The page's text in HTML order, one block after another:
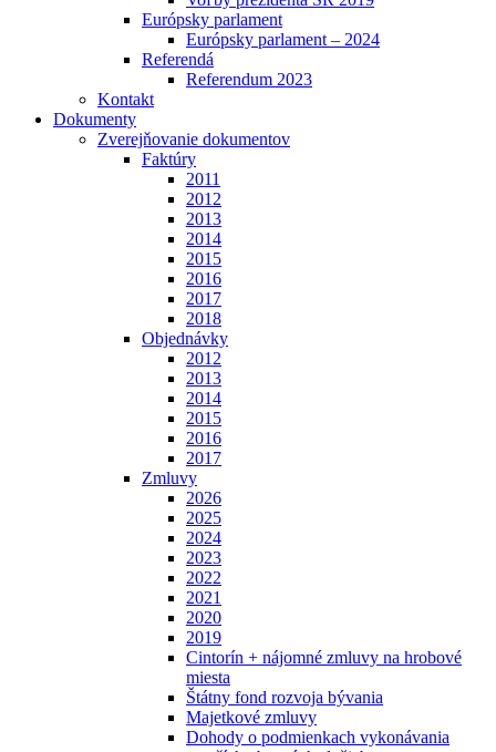
Európsky parlament
Európsky parlament – 2024
Referendá
Referendum 2023
Kontakt
Dokumenty
Zverejňovanie dokumentov
Faktúry
2011
2012
2013
2014
2015
2016
2017
2018
Objednávky
2012
2013
2014
2015
2016
2017
Zmluvy
2026
2025
2024
2023
2022
2021
2020
2019
Cintorín + nájomné zmluvy na hrobové
miesta
Štátny fond rozvoja bývania
Majetkové zmluvy
Dohody o podmienkach vykonávania